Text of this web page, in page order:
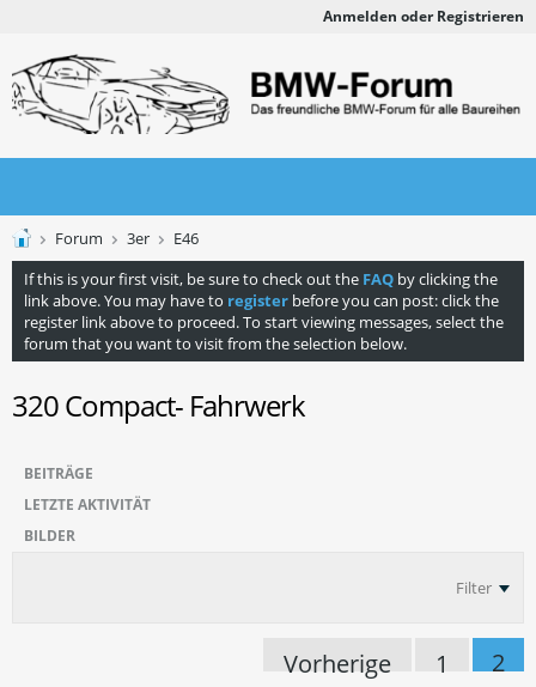
Anmelden oder Registrieren
Forum 3er
E46
If this is your first visit, be sure to check out the FAQ by clicking the
link above. You may have to register before you can post: click the
register link above to proceed. To start viewing messages, select the
forum that you want to visit from the selection below.
320 Compact- Fahrwerk
BEITRÄGE
LETZTE AKTIVITÄT
BILDER
Filter
Vorherige 1 2